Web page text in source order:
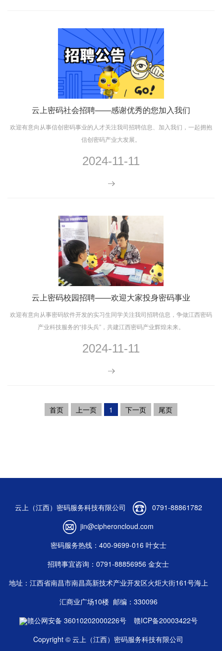
云上密码社会招聘——感谢优秀的您加入我们
欢迎有意向从事信创密码事业的人才关注我司招聘信息、加入我们，一起拥抱
信创密码产业大发展。
2024-11-11
云上密码校园招聘——欢迎大家投身密码事业
欢迎有意向从事密码软件开发的实习生同学关注我司招聘信息，争做江西密码
产业科技服务的“排头兵”，共建江西密码产业辉煌未来。
2024-11-11
首页 上一页 1 下一页 尾页
云上（江西）密码服务科技有限公司
0791-88861782
jin@cipheroncloud.com
密码服务热线：400-9699-016 叶女士
招聘事宜咨询：0791-88856956 金女士
地址：江西省南昌市南昌高新技术产业开发区火炬大街161号海上
汇商业广场10楼 邮编：330096
赣公网安备 36010202000226号
赣ICP备20003422号
Copyright © 云上（江西）密码服务科技有限公司